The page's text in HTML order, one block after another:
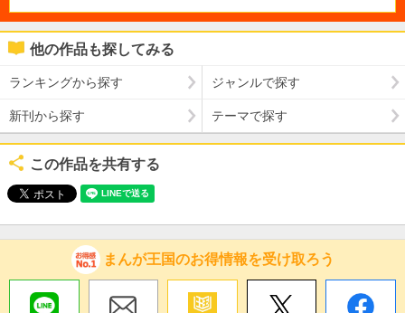
他の作品も探してみる
ランキングから探す ジャンルで探す
新刊から探す テーマで探す
この作品を共有する
まんが王国のお得情報を受け取ろう